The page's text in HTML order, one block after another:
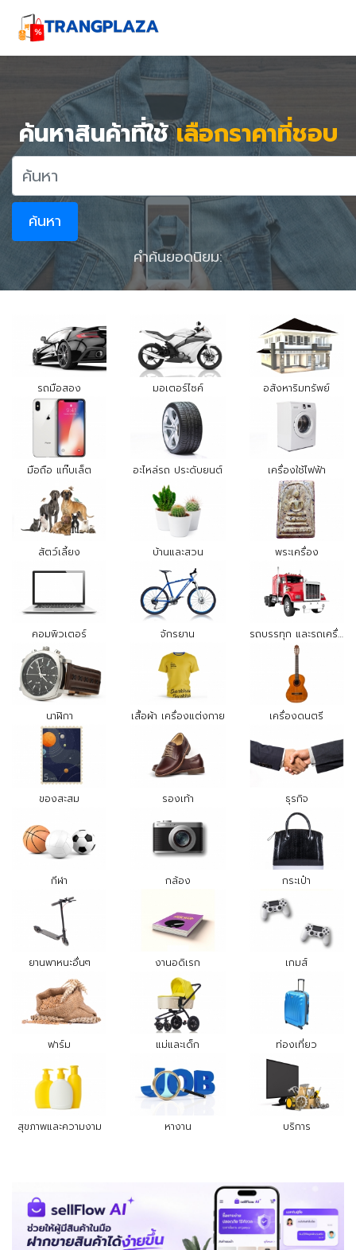
ค้นหาสินค้าที่ใช้เลือกราคาที่ชอบ
ค้นหา
คำค้นยอดนิยม:
รถมือสอง มอเตอร์ไซค์ อสังหาริมทรัพย์
มือถือ แท๊บเล็ต อะไหล่รถ ประดับยนต์ เครื่องใช้ไฟฟ้า
สัตว์เลี้ยง บ้านและสวน พระเครื่อง
คอมพิวเตอร์ จักรยาน รถบรรทุก และรถเครื่องจักรกล
นาฬิกา เสื้อผ้า เครื่องแต่งกาย เครื่องดนตรี
ของสะสม รองเท้า ธุรกิจ
กีฬา กล้อง กระเป๋า
ยานพาหนะอื่นๆ งานอดิเรก เกมส์
ฟาร์ม แม่และเด็ก ท่องเที่ยว
สุขภาพและความงาม หางาน บริการ